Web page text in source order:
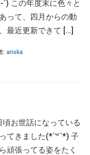
この年度末に色々と
って、四月からの動
最近更新できて […]
: arioka
お世話になっている
てきました(*´꒳`*) 子
頑張ってる姿をたく